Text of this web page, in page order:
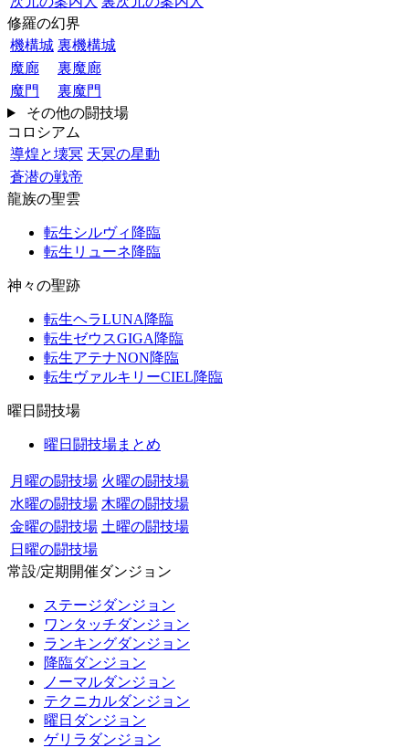
修羅の幻界
機構城 裏機構城
魔廊
裏魔廊
魔門
裏魔門
その他の闘技場
コロシアム
導煌と壊冥 天冥の星動
蒼潜の戦帝
龍族の聖雲
転生シルヴィ降臨
転生リューネ降臨
神々の聖跡
転生ヘラLUNA降臨
転生ゼウスGIGA降臨
転生アテナNON降臨
転生ヴァルキリーCIEL降臨
曜日闘技場
曜日闘技場まとめ
月曜の闘技場 火曜の闘技場
水曜の闘技場 木曜の闘技場
金曜の闘技場 土曜の闘技場
日曜の闘技場
常設/定期開催ダンジョン
ステージダンジョン
ワンタッチダンジョン
ランキングダンジョン
降臨ダンジョン
ノーマルダンジョン
テクニカルダンジョン
曜日ダンジョン
ゲリラダンジョン